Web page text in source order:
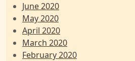
June 2020
May 2020
April 2020
March 2020
February 2020